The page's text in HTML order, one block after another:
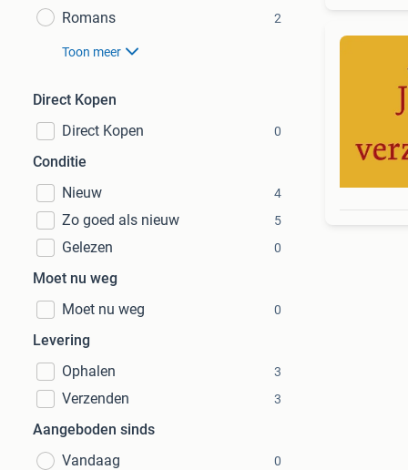
Romans 2
Toon meer
Direct Kopen
Direct Kopen
0
Conditie
Nieuw
4
Zo goed als nieuw 5
Gelezen 0
Moet nu weg
Moet nu weg
0
Levering
Ophalen
3
Verzenden 3
Aangeboden sinds
Vandaag
0